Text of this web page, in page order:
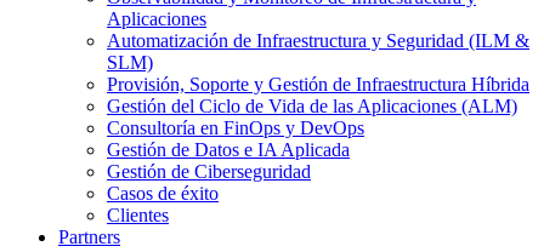
Aplicaciones
Automatización de Infraestructura y Seguridad (ILM &
SLM)
Provisión, Soporte y Gestión de Infraestructura Híbrida
Gestión del Ciclo de Vida de las Aplicaciones (ALM)
Consultoría en FinOps y DevOps
Gestión de Datos e IA Aplicada
Gestión de Ciberseguridad
Casos de éxito
Clientes
Partners